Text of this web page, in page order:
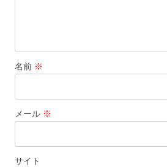
名前 ※
メール ※
サイト